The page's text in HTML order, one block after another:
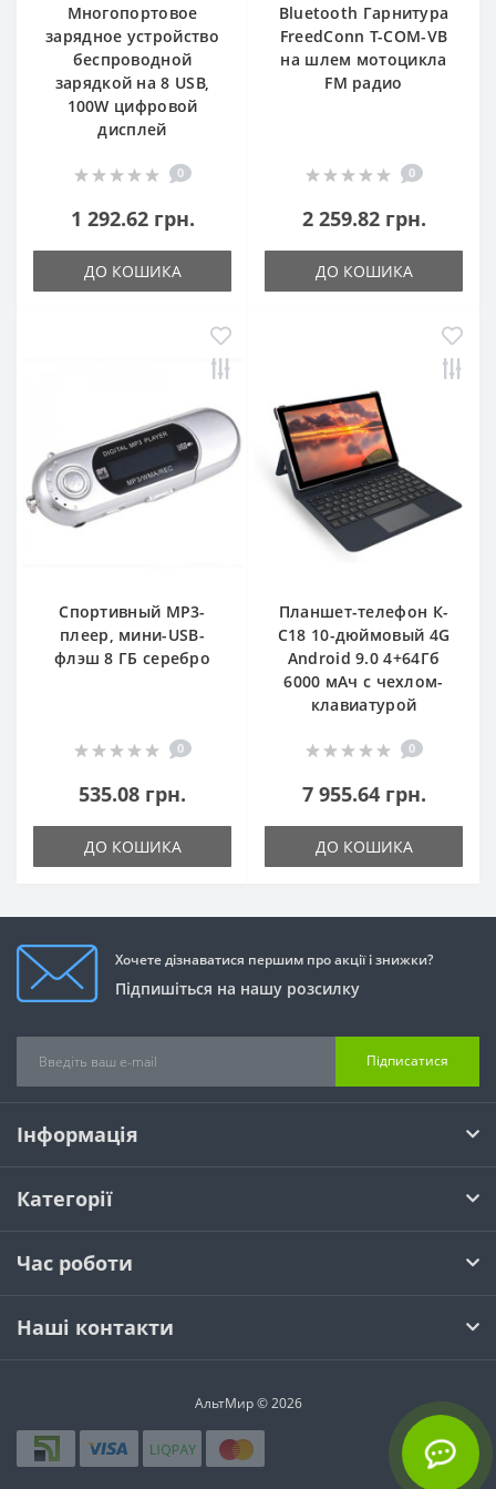
Многопортовое
зарядное устройство
беспроводной
зарядкой на 8 USB,
100W цифровой
дисплей
0
1 292.62 грн.
ДО КОШИКА
Bluetooth Гарнитура
FreedConn T-COM-VB
на шлем мотоцикла
FM радио
0
2 259.82 грн.
ДО КОШИКА
Спортивный MP3-
плеер, мини-USB-
флэш 8 ГБ серебро
0
535.08 грн.
ДО КОШИКА
Планшет-телефон К-
С18 10-дюймовый 4G
Android 9.0 4+64Гб
6000 мАч с чехлом-
клавиатурой
0
7 955.64 грн.
ДО КОШИКА
Хочете дізнаватися першим про акції і знижки?
Підпишіться на нашу розсилку
Підписатися
Інформація
Категорії
Час роботи
Наші контакти
АльтМир © 2026